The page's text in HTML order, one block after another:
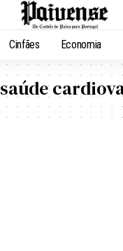
Cinfães Economia
saúde